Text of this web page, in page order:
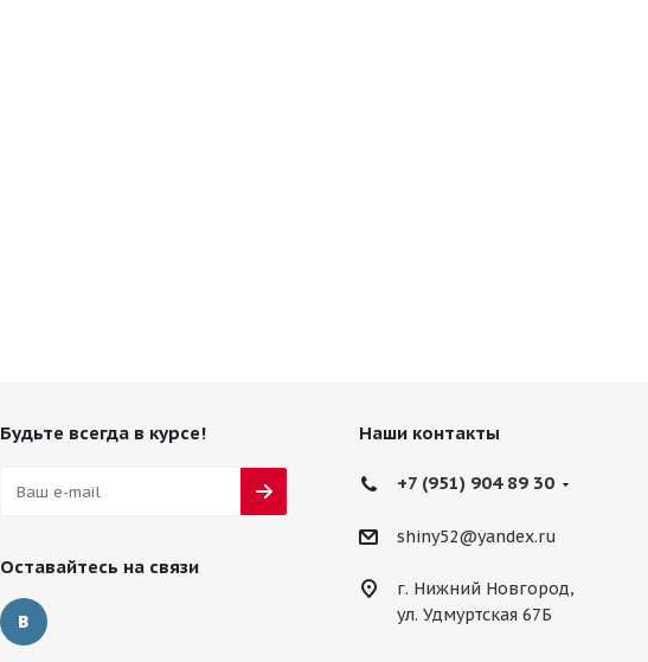
Будьте всегда в курсе!
Оставайтесь на связи
Наши контакты
+7 (951) 904 89 30
shiny52@yandex.ru
г. Нижний Новгород,
ул. Удмуртская 67Б